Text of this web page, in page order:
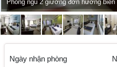
Phòng ngủ 2 giường đơn hướng biển
Ngày nhận phòng